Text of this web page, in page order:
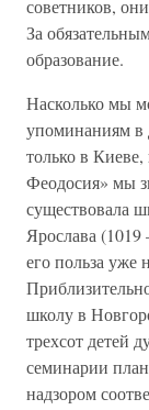
советников,
За
образование.
Насколько мы
упоминаниям в
только в
Феодосия» мы
существовала
Ярослава (1019
его польза уже
школу в
трехсот детей
семинарии
надзором